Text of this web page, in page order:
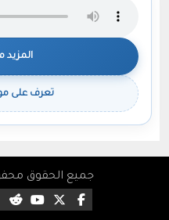
المزيد
تعرف على
جميع الحقوق